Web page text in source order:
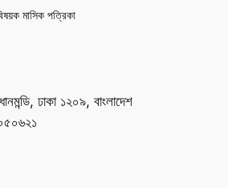
মাসিক পত্রিকা
ঢাকা ১২০৯, বাংলাদেশ